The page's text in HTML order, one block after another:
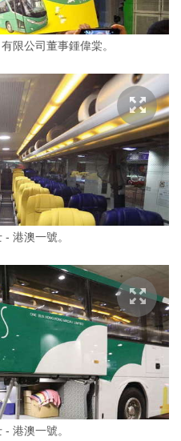
限公司董事鍾偉棠。
港澳一號。
港澳一號。